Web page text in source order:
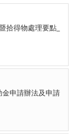
拾得物處理要點_
申請辦法及申請